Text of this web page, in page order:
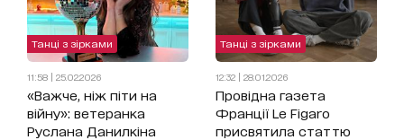
Танці з зірками
11:58 | 25.02.2026
«Важче, ніж піти на
війну»: ветеранка
Руслана Данилкіна
Танці з зірками
12:32 | 28.01.2026
Провідна газета
Франції Le Figaro
присвятила статтю